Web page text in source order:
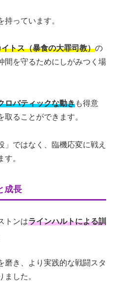
持っています。
トス（暴食の大罪司教）の
間を守るためにしがみつく場
ロバティックな動きも得意
ることができます。
」ではなく、臨機応変に戦え
。
成長
トンはラインハルトによる訓
磨き、より実践的な戦闘スタ
した。